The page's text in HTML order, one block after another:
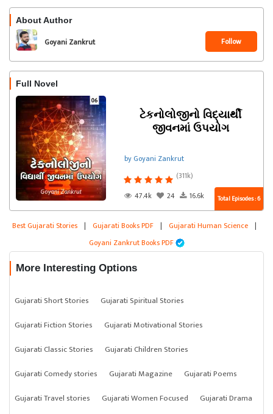
About Author
Goyani Zankrut Follow
Full Novel
ટેકનોલોજીનો વિદ્યાર્થી
જીવનમાં ઉપયોગ
by Goyani Zankrut
(311k)
47.4k
24 16.6k Total Episodes : 6
Best Gujarati Stories | Gujarati Books PDF | Gujarati Human Science |
Goyani Zankrut Books PDF
More Interesting Options
Gujarati Short Stories
Gujarati Spiritual Stories
Gujarati Fiction Stories
Gujarati Motivational Stories
Gujarati Classic Stories
Gujarati Children Stories
Gujarati Comedy stories
Gujarati Magazine
Gujarati Poems
Gujarati Travel stories
Gujarati Women Focused Gujarati Drama